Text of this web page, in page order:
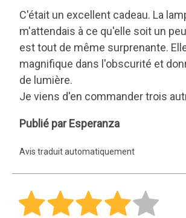
C'était un excellent cadeau. La
m'attendais à ce qu'elle soit un
est tout de même surprenante.
magnifique dans l'obscurité et
de lumière.
Je viens d'en commander trois
Esperanza
Publié par Esperanza
Avis traduit automatiquement